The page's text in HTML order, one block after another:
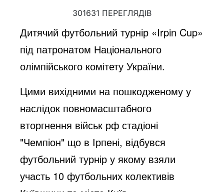
301631 ПЕРЕГЛЯДІВ
Дитячий футбольний турнір «Irpin Cup»
під патронатом Національного
олімпійського комітету України.
Цими вихідними на пошкодженому у
наслідок повномасштабного
вторгнення військ рф стадіоні
"Чемпіон" що в Ірпені, відбувся
футбольний турнір у якому взяли
участь 10 футбольних колективів